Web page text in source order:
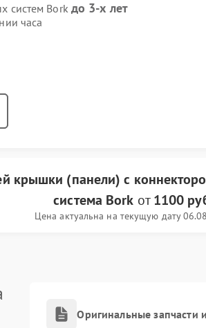
систем Bork до 3-х лет
часа
крышки (панели) с
система Bork от1100
Цена актуальна на текущую дату
Оригинальные запчасти